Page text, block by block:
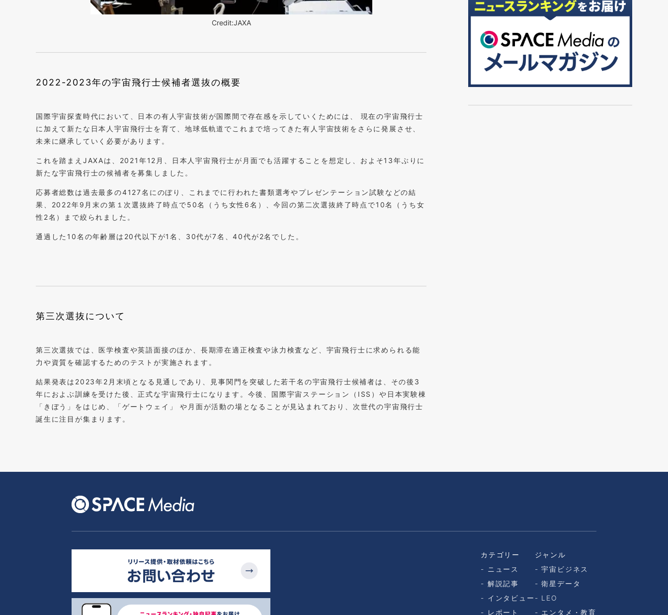
Credit:JAXA
2022-2023年の宇宙飛行士候補者選抜の概要
国際宇宙探査時代において、日本の有人宇宙技術が国際間で存在感を示していくためには、 現在の宇宙飛行士
に加えて新たな日本人宇宙飛行士を育て、地球低軌道でこれまで培ってきた有人宇宙技術をさらに発展させ、
未来に継承していく必要があります。
これを踏まえJAXAは、2021年12月、日本人宇宙飛行士が月面でも活躍することを想定し、およそ13年ぶりに
新たな宇宙飛行士の候補者を募集しました。
応募者総数は過去最多の4127名にのぼり、これまでに行われた書類選考やプレゼンテーション試験などの結
果、2022年9月末の第１次選抜終了時点で50名（うち女性6名）、今回の第二次選抜終了時点で10名（うち女
性2名）まで絞られました。
通過した10名の年齢層は20代以下が1名、30代が7名、40代が2名でした。
第三次選抜について
第三次選抜では、医学検査や英語面接のほか、長期滞在適正検査や泳力検査など、宇宙飛行士に求められる能
力や資質を確認するためのテストが実施されます。
結果発表は2023年2月末頃となる見通しであり、見事関門を突破した若干名の宇宙飛行士候補者は、その後3
年におよぶ訓練を受けた後、正式な宇宙飛行士になります。今後、国際宇宙ステーション（ISS）や日本実験棟
「きぼう」をはじめ、「ゲートウェイ」 や月面が活動の場となることが見込まれており、次世代の宇宙飛行士
誕生に注目が集まります。
カテゴリー
ニュース
解説記事
インタビュー
レポート
ジャンル
宇宙ビジネス
衛星データ
LEO
エンタメ・教育